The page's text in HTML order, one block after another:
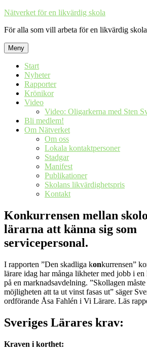
Hoppa
innehåll
Nätverket för en likvärdig skola
För alla som vill arbeta för en likvärdig skola
Meny
Start
Nyheter
Rapporter
Krönikor
Video
Video: Oligarkerna med Sten
Bli medlem!
Om Nätverket
Om oss
Lokala kontaktpersoner
Stadgar
Manifest
Publikationer
Skolans likvärdighetspris
Kontakt
Konkurrensen mellan
lärarna att känna sig som
servicepersonal.
I rapporten ”Den skadliga konkurrensen”
lärare idag har många likheter med jobb i
på en marknadsavdelning. ”Skollagen
möjligheten att ta ut vinst fasas ut” säger
ordförande Åsa Fahlén i Vi Lärare. Läs
Sveriges Lärares krav:
Kraven i korthet: